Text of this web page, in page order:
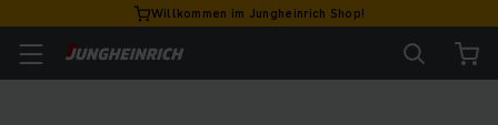
Willkommen im Jungheinrich Shop!